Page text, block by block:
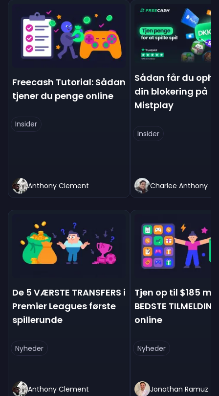
Freecash Tutorial: Sådan
tjener du penge online
Insider
Anthony Clement
Sådan får du
din blokering på
Mistplay
Insider
Charlee Anthony
De 5 VÆRSTE TRANSFERS i
Premier Leagues første
spillerunde
Nyheder
Anthony Clement
Tjen op til $185
BEDSTE
online
Nyheder
Jonathan Ramuz